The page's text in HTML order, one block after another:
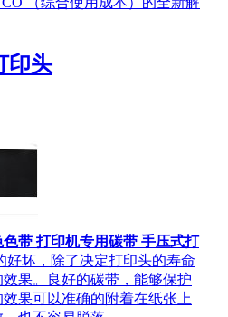
印头
带 打印机专用碳带 手压式打
好坏，除了决定打印头的寿命
果。良好的碳带，能够保护
果可以准确的附着在纸张上